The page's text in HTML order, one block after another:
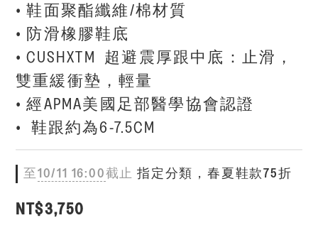
• 鞋面聚酯纖維/棉材質
• 防滑橡膠鞋底
• CUSHXTM  超避震厚跟中底：止滑，
雙重緩衝墊，輕量
• 經APMA美國足部醫學協會認證
•  鞋跟約為6-7.5CM
至10/11 16:00截止 指定分類，春夏鞋款75折
NT$3,750